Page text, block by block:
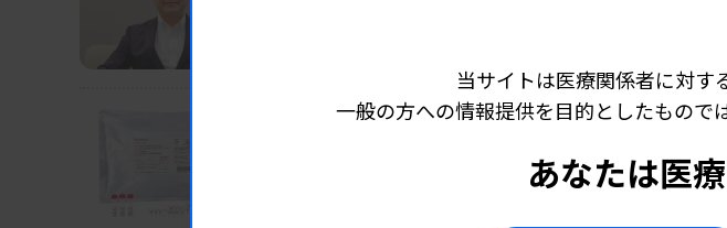
一方、Gencurix社は、がんの診断のためのバイオマーカー探索、バイ
いた検査サービスの提供、検査関連製品の販売などを手掛けている。韓
はじめとする世界各国で事業を展開し、製薬企業との共同開発も推進し
両社は、がんの個別化医療推進に向け、がん診断向けの検査を共同開
【新製品】「Ampdirect 感染性ぶどう膜炎病原体
当サイトは医療関係者に対す
一般の方への情報提供を目的としたもので
あなたは医